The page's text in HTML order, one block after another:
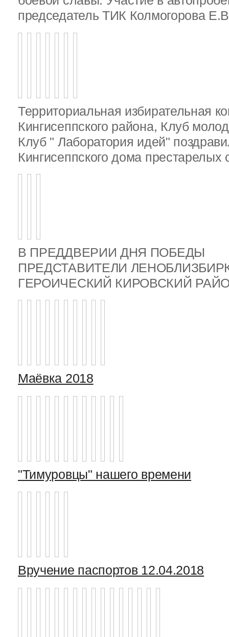
председатель ТИК Колмогорова
Территориальная избирательная
Кингисеппского района, Клуб
Клуб " Лаборатория идей"
Кингисеппского дома
В ПРЕДДВЕРИИ ДНЯ ПОБЕДЫ
ПРЕДСТАВИТЕЛИ
ГЕРОИЧЕСКИЙ КИРОВСКИЙ
Маёвка 2018
"Тимуровцы" нашего времени
Вручение паспортов 12.04.2018